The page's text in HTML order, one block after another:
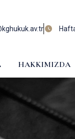
HAKKIMIZDA